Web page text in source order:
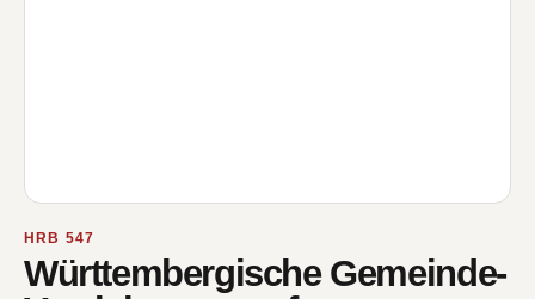
HRB 547
Württembergische Gemeinde-